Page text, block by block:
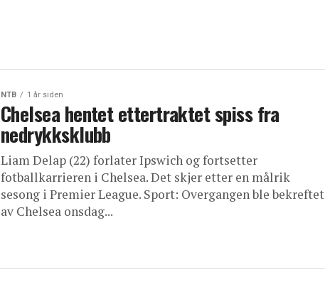
NTB 1 år siden
Chelsea hentet ettertraktet spiss fra
nedrykksklubb
Liam Delap (22) forlater Ipswich og fortsetter
fotballkarrieren i Chelsea. Det skjer etter en målrik
sesong i Premier League. Sport: Overgangen ble bekreftet
av Chelsea onsdag...